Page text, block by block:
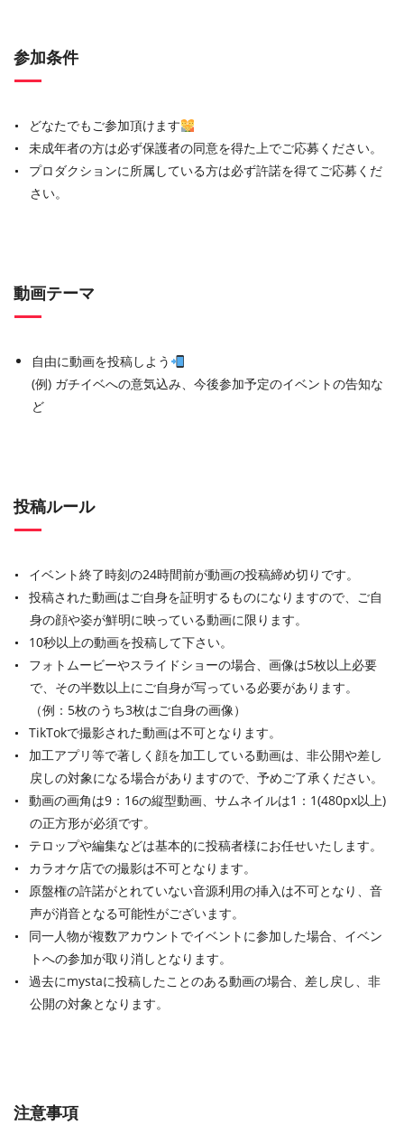
参加条件
どなたでもご参加頂けます
未成年者の方は必ず保護者の同意を得た上でご応募ください。
プロダクションに所属している方は必ず許諾を得てご応募くだ
さい。
動画テーマ
自由に動画を投稿しよう
(例) ガチイベへの意気込み、今後参加予定のイベントの告知な
ど
投稿ルール
イベント終了時刻の24時間前が動画の投稿締め切りです。
投稿された動画はご自身を証明するものになりますので、ご自
身の顔や姿が鮮明に映っている動画に限ります。
10秒以上の動画を投稿して下さい。
フォトムービーやスライドショーの場合、画像は5枚以上必要
で、その半数以上にご自身が写っている必要があります。
（例：5枚のうち3枚はご自身の画像）
TikTokで撮影された動画は不可となります。
加工アプリ等で著しく顔を加工している動画は、非公開や差し
戻しの対象になる場合がありますので、予めご了承ください。
動画の画角は9：16の縦型動画、サムネイルは1：1(480px以上)
の正方形が必須です。
テロップや編集などは基本的に投稿者様にお任せいたします。
カラオケ店での撮影は不可となります。
原盤権の許諾がとれていない音源利用の挿入は不可となり、音
声が消音となる可能性がございます。
同一人物が複数アカウントでイベントに参加した場合、イベン
トへの参加が取り消しとなります。
過去にmystaに投稿したことのある動画の場合、差し戻し、非
公開の対象となります。
注意事項